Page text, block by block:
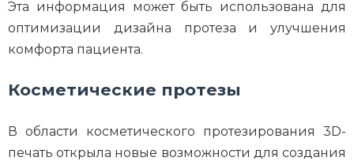
Эта информация может быть использована для
оптимизации дизайна протеза и улучшения
комфорта пациента.
Косметические протезы
В области косметического протезирования 3D-
печать открыла новые возможности для создания